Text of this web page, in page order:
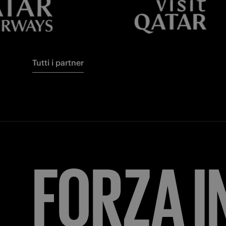
Tutti i partner
FORZA